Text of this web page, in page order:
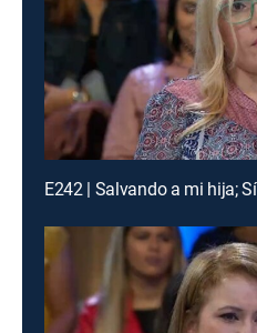
E242 | Salvando a mi hija;